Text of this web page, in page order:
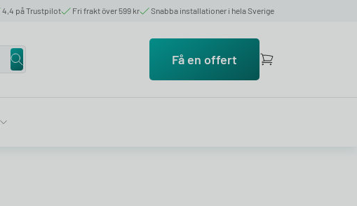
4,4 på Trustpilot Fri frakt över 599 kr Snabba installationer i hela Sverige
Få en offert